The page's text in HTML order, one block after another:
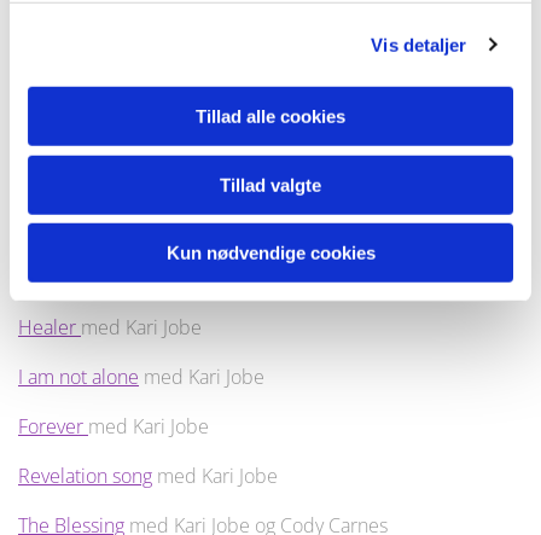
Vis detaljer
Tillad alle cookies
Tillad valgte
Kun nødvendige cookies
The more I seek youmed Kari Jobe
med Kari Jobe
Fall afreashmed Kari Jobe
Always enoughmed Kari Jobe
Healer med Kari Jobe
I am not alone med Kari Jobe
Forever med Kari Jobe
Revelation song med Kari Jobe
The Blessing med Kari Jobe og Cody Carnes